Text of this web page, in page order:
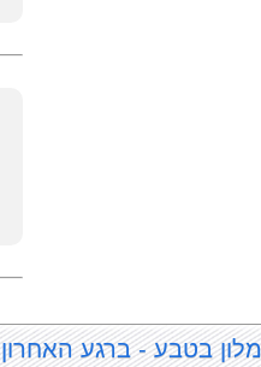
בטבע - ברגע האחרון